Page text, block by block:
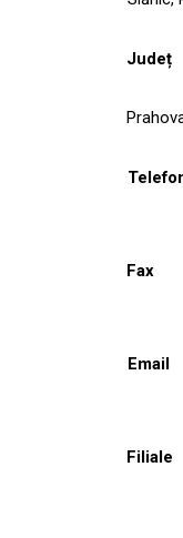
Județ
Fax
Email
Filiale